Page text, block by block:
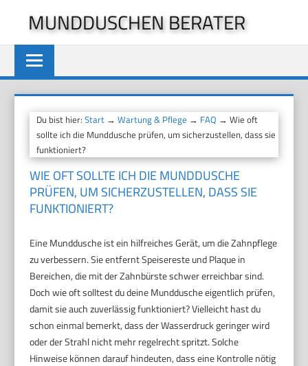
springen
MUNDDUSCHEN BERATER
Du bist hier:Start →Wartung & Pflege → FAQ → Wie oft
sollte ich die Munddusche prüfen, um sicherzustellen, dass sie
funktioniert?
WIE OFT SOLLTE ICH DIE MUNDDUSCHE
PRÜFEN, UM SICHERZUSTELLEN, DASS SIE
FUNKTIONIERT?
Eine Munddusche ist ein hilfreiches Gerät, um die Zahnpflege
zu verbessern. Sie entfernt Speisereste und Plaque in
Bereichen, die mit der Zahnbürste schwer erreichbar sind.
Doch wie oft solltest du deine Munddusche eigentlich prüfen,
damit sie auch zuverlässig funktioniert? Vielleicht hast du
schon einmal bemerkt, dass der Wasserdruck geringer wird
oder der Strahl nicht mehr regelrecht spritzt. Solche
Hinweise können darauf hindeuten, dass eine Kontrolle nötig